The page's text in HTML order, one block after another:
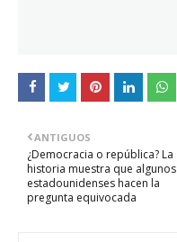
ANTIGUOS
¿Democracia o república? La
historia muestra que algunos
estadounidenses hacen la
pregunta equivocada